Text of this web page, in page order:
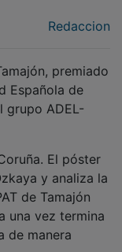
Española de
grupo ADEL-
y analiza la
de Tamajón
vez termina
de manera